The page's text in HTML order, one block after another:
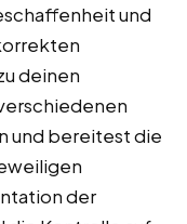
und
deinen
und bereitest die
der